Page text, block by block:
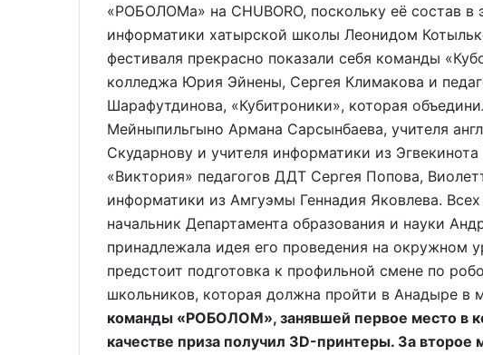
«РОБОЛОМа» на CHUBORO, поскольку её состав в
информатики хатырской школы Леонидом
фестиваля прекрасно показали себя команды
колледжа Юрия Эйнены, Сергея Климакова и
Шарафутдинова, «Кубитроники», которая
Мейныпильгыно Армана Сарсынбаева, учителя
Скударнову и учителя информатики из
«Виктория» педагогов ДДТ Сергея Попова,
информатики из Амгуэмы Геннадия Яковлева.
начальник Департамента образования и науки
принадлежала идея его проведения на окружном
предстоит подготовка к профильной смене по
школьников, которая должна пройти в Анадыре в
команды «РОБОЛОМ», занявшей первое место в
качестве приза получил 3D-принтеры. За второе